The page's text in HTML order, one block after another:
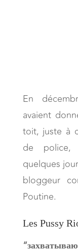
En
avaient
toit, juste à
de
quelques
bloggeur
Poutine.
Les Pussy